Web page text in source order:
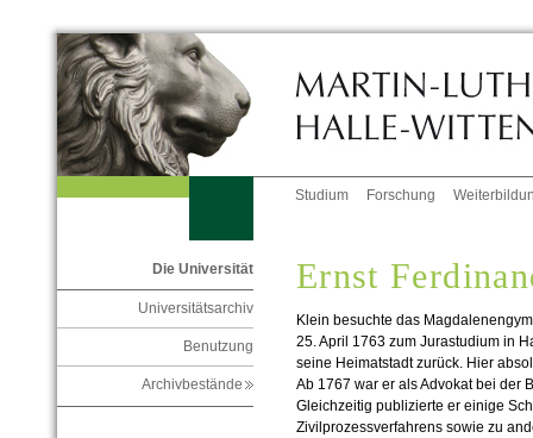
Studium Forschung
Die Universität
Universitätsarchiv
Benutzung
Archivbestände
Ernst
Klein besuchte das
25. April 1763 zum Jurastudium in
seine Heimatstadt zurück. Hier
Ab 1767 war er als Advokat bei der
Gleichzeitig publizierte er einige
Zivilprozessverfahrens sowie zu